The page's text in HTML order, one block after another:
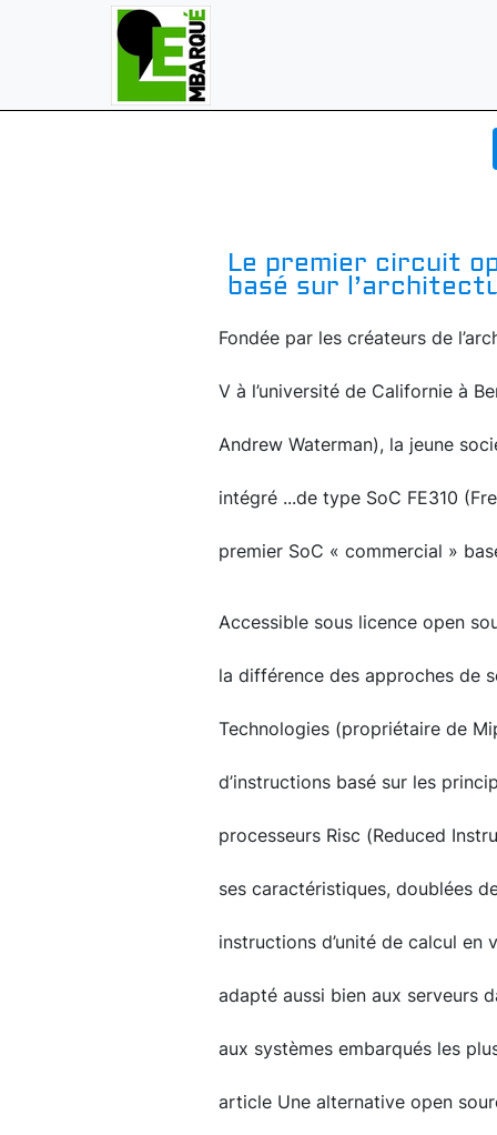
Le premier circuit
basé sur
Fondée par les créateurs de
V à l’université de Californie à
Andrew Waterman), la jeune
intégré ...de type SoC FE310
premier SoC « commercial »
Accessible sous licence open
la différence des approches de
Technologies (propriétaire de
d’instructions basé sur les
processeurs Risc (Reduced
ses caractéristiques, doublées
instructions d’unité de calcul
adapté aussi bien aux serveurs
aux systèmes embarqués les
article Une alternative open